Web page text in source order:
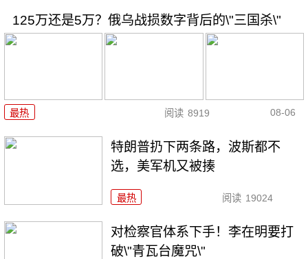
125万还是5万？俄乌战损数字背后的\"三国杀\"
最热 阅读 8919 08-06
特朗普扔下两条路，波斯都不
选，美军机又被揍
最热 阅读 19024
对检察官体系下手！李在明要打
破\"青瓦台魔咒\"